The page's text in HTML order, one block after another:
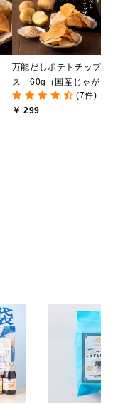
万能だしポテトチップ
ス 60g（国産じゃがい
も使用）
(7件)
￥ 299